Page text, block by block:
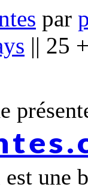
par
|| 25
est une